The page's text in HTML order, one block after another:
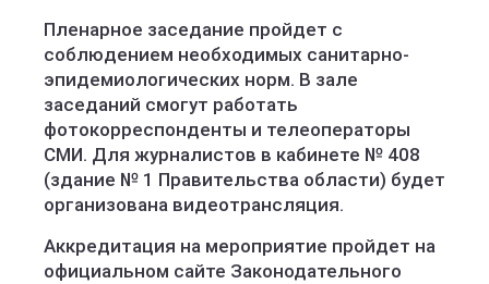
Пленарное заседание пройдет с
соблюдением необходимых санитарно-
эпидемиологических норм. В зале
заседаний смогут работать
фотокорреспонденты и телеоператоры
СМИ. Для журналистов в кабинете № 408
(здание № 1 Правительства области) будет
организована видеотрансляция.
Аккредитация на мероприятие пройдет на
официальном сайте Законодательного